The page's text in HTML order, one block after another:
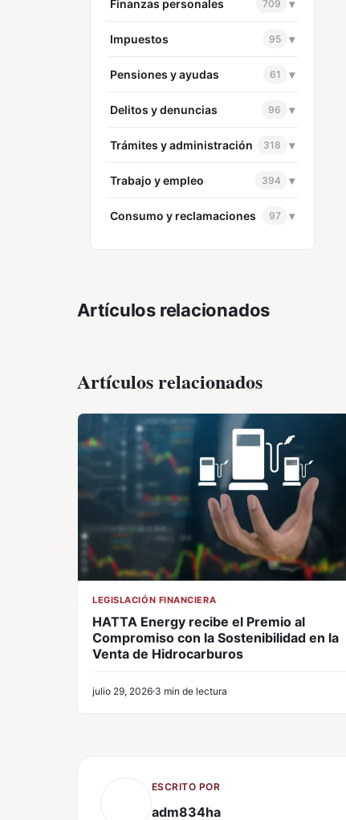
Finanzas personales 709 ▾
Impuestos 95 ▾
Pensiones y ayudas 61 ▾
Delitos y denuncias 96 ▾
Trámites y administración 318 ▾
Trabajo y empleo 394 ▾
Consumo y reclamaciones 97 ▾
Artículos relacionados
Artículos relacionados
LEGISLACIÓN FINANCIERA
HATTA Energy recibe el Premio al
Compromiso con la Sostenibilidad en la
Venta de Hidrocarburos
julio 29, 2026 3 min de lectura
ESCRITO POR
adm834ha